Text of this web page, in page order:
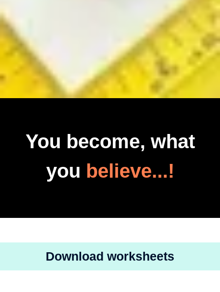
You become, what
you believe...!
Download worksheets